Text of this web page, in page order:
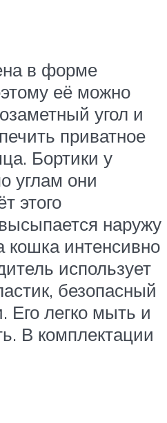
в форме
её можно
угол и
приватное
Бортики у
углам они
этого
наружу
кошка интенсивно
использует
безопасный
Его легко мыть и
В комплектации